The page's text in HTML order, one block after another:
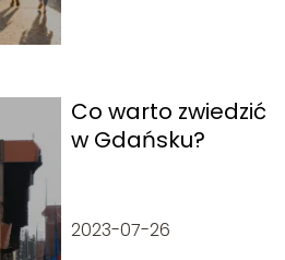
Co warto zwiedzić
w Gdańsku?
2023-07-26